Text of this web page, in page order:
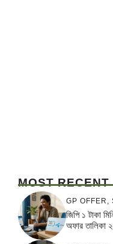
MOST RECENT
GP OFFER
জিপি ১ টাকা
অফার তালিকা